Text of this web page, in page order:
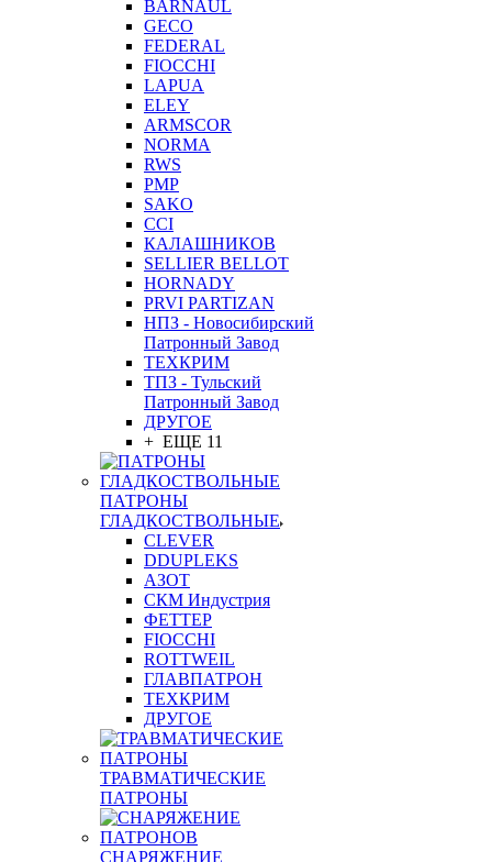
BARNAUL
GEСO
FEDERAL
FIOCCHI
LAPUA
ELEY
ARMSCOR
NORMA
RWS
PMP
SAKO
CCI
КАЛАШНИКОВ
SELLIER BELLOT
HORNADY
PRVI PARTIZAN
НПЗ - Новосибирский
Патронный Завод
ТЕХКРИМ
ТПЗ - Тульский
Патронный Завод
ДРУГОЕ
+ ЕЩЕ 11
ПАТРОНЫ
ГЛАДКОСТВОЛЬНЫЕ
CLEVER
DDUPLEKS
АЗОТ
СКМ Индустрия
ФЕТТЕР
FIOCCHI
ROTTWEIL
ГЛАВПАТРОН
ТЕХКРИМ
ДРУГОЕ
ТРАВМАТИЧЕСКИЕ
ПАТРОНЫ
СНАРЯЖЕНИЕ